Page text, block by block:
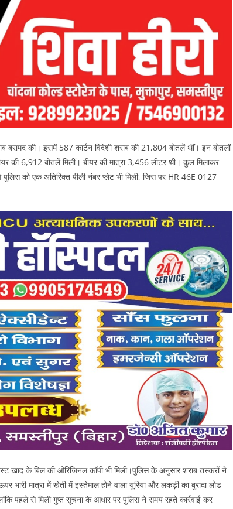
की। इसमें 587 कार्टन विदेशी शराब की 21,804 बोतलें थीं। इन बोतलों
की 6,912 बोतलें मिलीं। बीयर की मात्रा 3,456 लीटर थी। कुल मिलाकर
को एक अतिरिक्त पीली नंबर प्लेट भी मिली, जिस पर HR 46E 0127
खाद के बिल की ओरिजिनल कॉपी भी मिली।पुलिस के अनुसार शराब तस्करों ने
मात्रा में खेती में इस्तेमाल होने वाला यूरिया और लकड़ी का बुरादा लोड
पहले से मिली गुप्त सूचना के आधार पर पुलिस ने समय रहते कार्रवाई कर